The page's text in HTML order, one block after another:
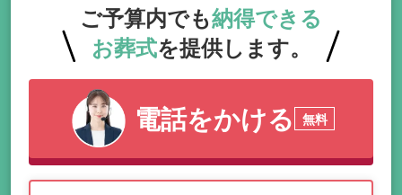
ご予算内でも納得できる
お葬式を提供します。
電話をかける 無料